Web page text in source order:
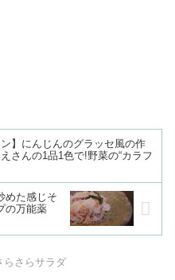
ン】にんじんのグラッセ風の作
さんの1品1色で!野菜の“カラフ
めた感じそ
の万能薬
らさらサラダ